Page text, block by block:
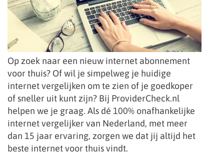
Op zoek naar een nieuw internet abonnement
voor thuis? Of wil je simpelweg je huidige
internet vergelijken om te zien of je goedkoper
of sneller uit kunt zijn? Bij ProviderCheck.nl
helpen we je graag. Als dé 100% onafhankelijke
internet vergelijker van Nederland, met meer
dan 15 jaar ervaring, zorgen we dat jij altijd het
beste internet voor thuis vindt.